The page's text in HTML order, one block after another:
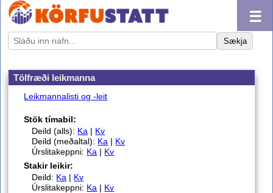
☰
Sækja
Tölfræði leikmanna
Leikmannalisti og -leit
Stök tímabil:
Deild (alls): Ka
Kv
Deild (meðaltal): Ka
Kv
Úrslitakeppni: Ka
Kv
Stakir leikir:
Deild: Ka
Kv
Úrslitakeppni: Ka
Kv